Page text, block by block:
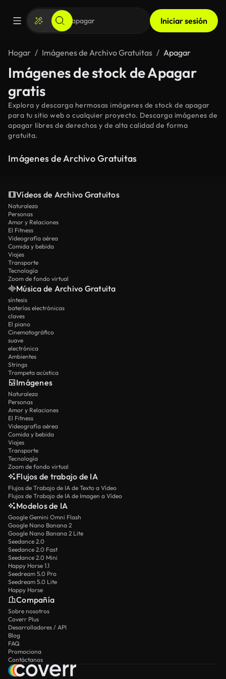
Iniciar sesión
Hogar Imágenes de Archivo Gratuitas Apagar
Imágenes de stock de Apagar
gratis
Explora y descarga hermosas imágenes de stock de apagar
para tu sitio web o cualquier proyecto. Descarga imágenes de
apagar libres de derechos y de alta calidad de forma
gratuita.
Imágenes de Archivo Gratuitas
Vídeos de Archivo Gratuitos
Naturaleza
Personas
Amor y Relaciones
El Fitness
Videografía aérea
Comida y bebida
Viajes
Transporte
Tecnología
Zoom de fondo virtual
Música de Archivo Gratuita
síntesis
baterías electrónicas
claves
El piano
Cinematográfico
suave
electrónica
Ambientes
Strings
Trompeta acústica
Imágenes
Naturaleza
Personas
Amor y Relaciones
El Fitness
Videografía aérea
Comida y bebida
Viajes
Transporte
Tecnología
Zoom de fondo virtual
Flujos de trabajo de IA
Flujos de Trabajo de IA de Texto a Vídeo
Flujos de Trabajo de IA de Imagen a Vídeo
Modelos de IA
Google Gemini Omni Flash
Google Nano Banana 2
Google Nano Banana 2 Lite
Seedance 2.0
Seedance 2.0 Fast
Seedance 2.0 Mini
Happy Horse 1.1
Seedream 5.0 Pro
Seedream 5.0 Lite
Happy Horse
Compañía
Sobre nosotros
Coverr Plus
Desarrolladores / API
Blog
FAQ
Promociona
Contáctanos